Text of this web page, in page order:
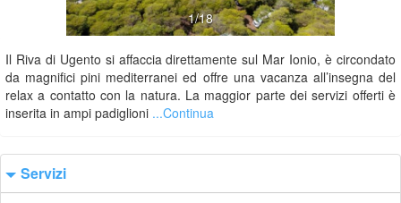
1/18
Il Riva di Ugento si affaccia direttamente sul Mar Ionio, è circondato
da magnifici pini mediterranei ed offre una vacanza all’insegna del
relax a contatto con la natura. La maggior parte dei servizi offerti è
inserita in ampi padiglioni ...Continua
Servizi